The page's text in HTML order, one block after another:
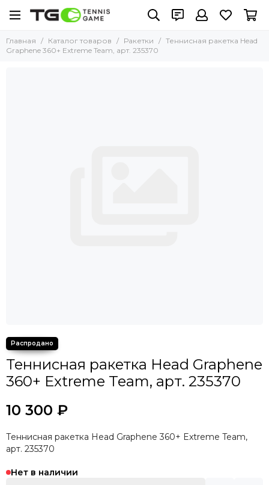
Главная Каталог товаров Ракетки
Теннисная ракетка Head
Graphene 360+ Extreme Team, арт. 235370
Теннисная ракетка Head Graphene
360+ Extreme Team, арт. 235370
10 300 ₽
Теннисная ракетка Head Graphene 360+ Extreme Team,
арт. 235370
Нет в наличии